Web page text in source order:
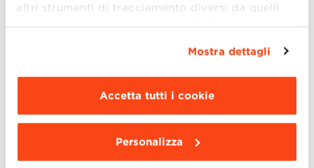
altri strumenti di tracciamento diversi da quelli
tecnici semplicemente chiudendo il presente
Dettagli ”. Per
modificare le impostazioni di navigazione e
scegliere le funzionalità, le terze parti e i cookie
Mostra dettagli
Accetta tutti i cookie
Personalizza
del gruppo. Ma, dopo sei anni dalla sua
implementazione, nonostante i successi, alla SCM si
nuovamente ripensato. Almeno in parte. Da un lato,
ci si era resi conto che per alcuni progetti più
semplici e a basso rischio non c’era bisogno di un
passaggi previsti dallo Stage Gate. Dall’altro, nell’era
dell’Industria 4.0, alla SCM viene richiesto di
produrre macchine e soluzioni tecnologiche digitali,